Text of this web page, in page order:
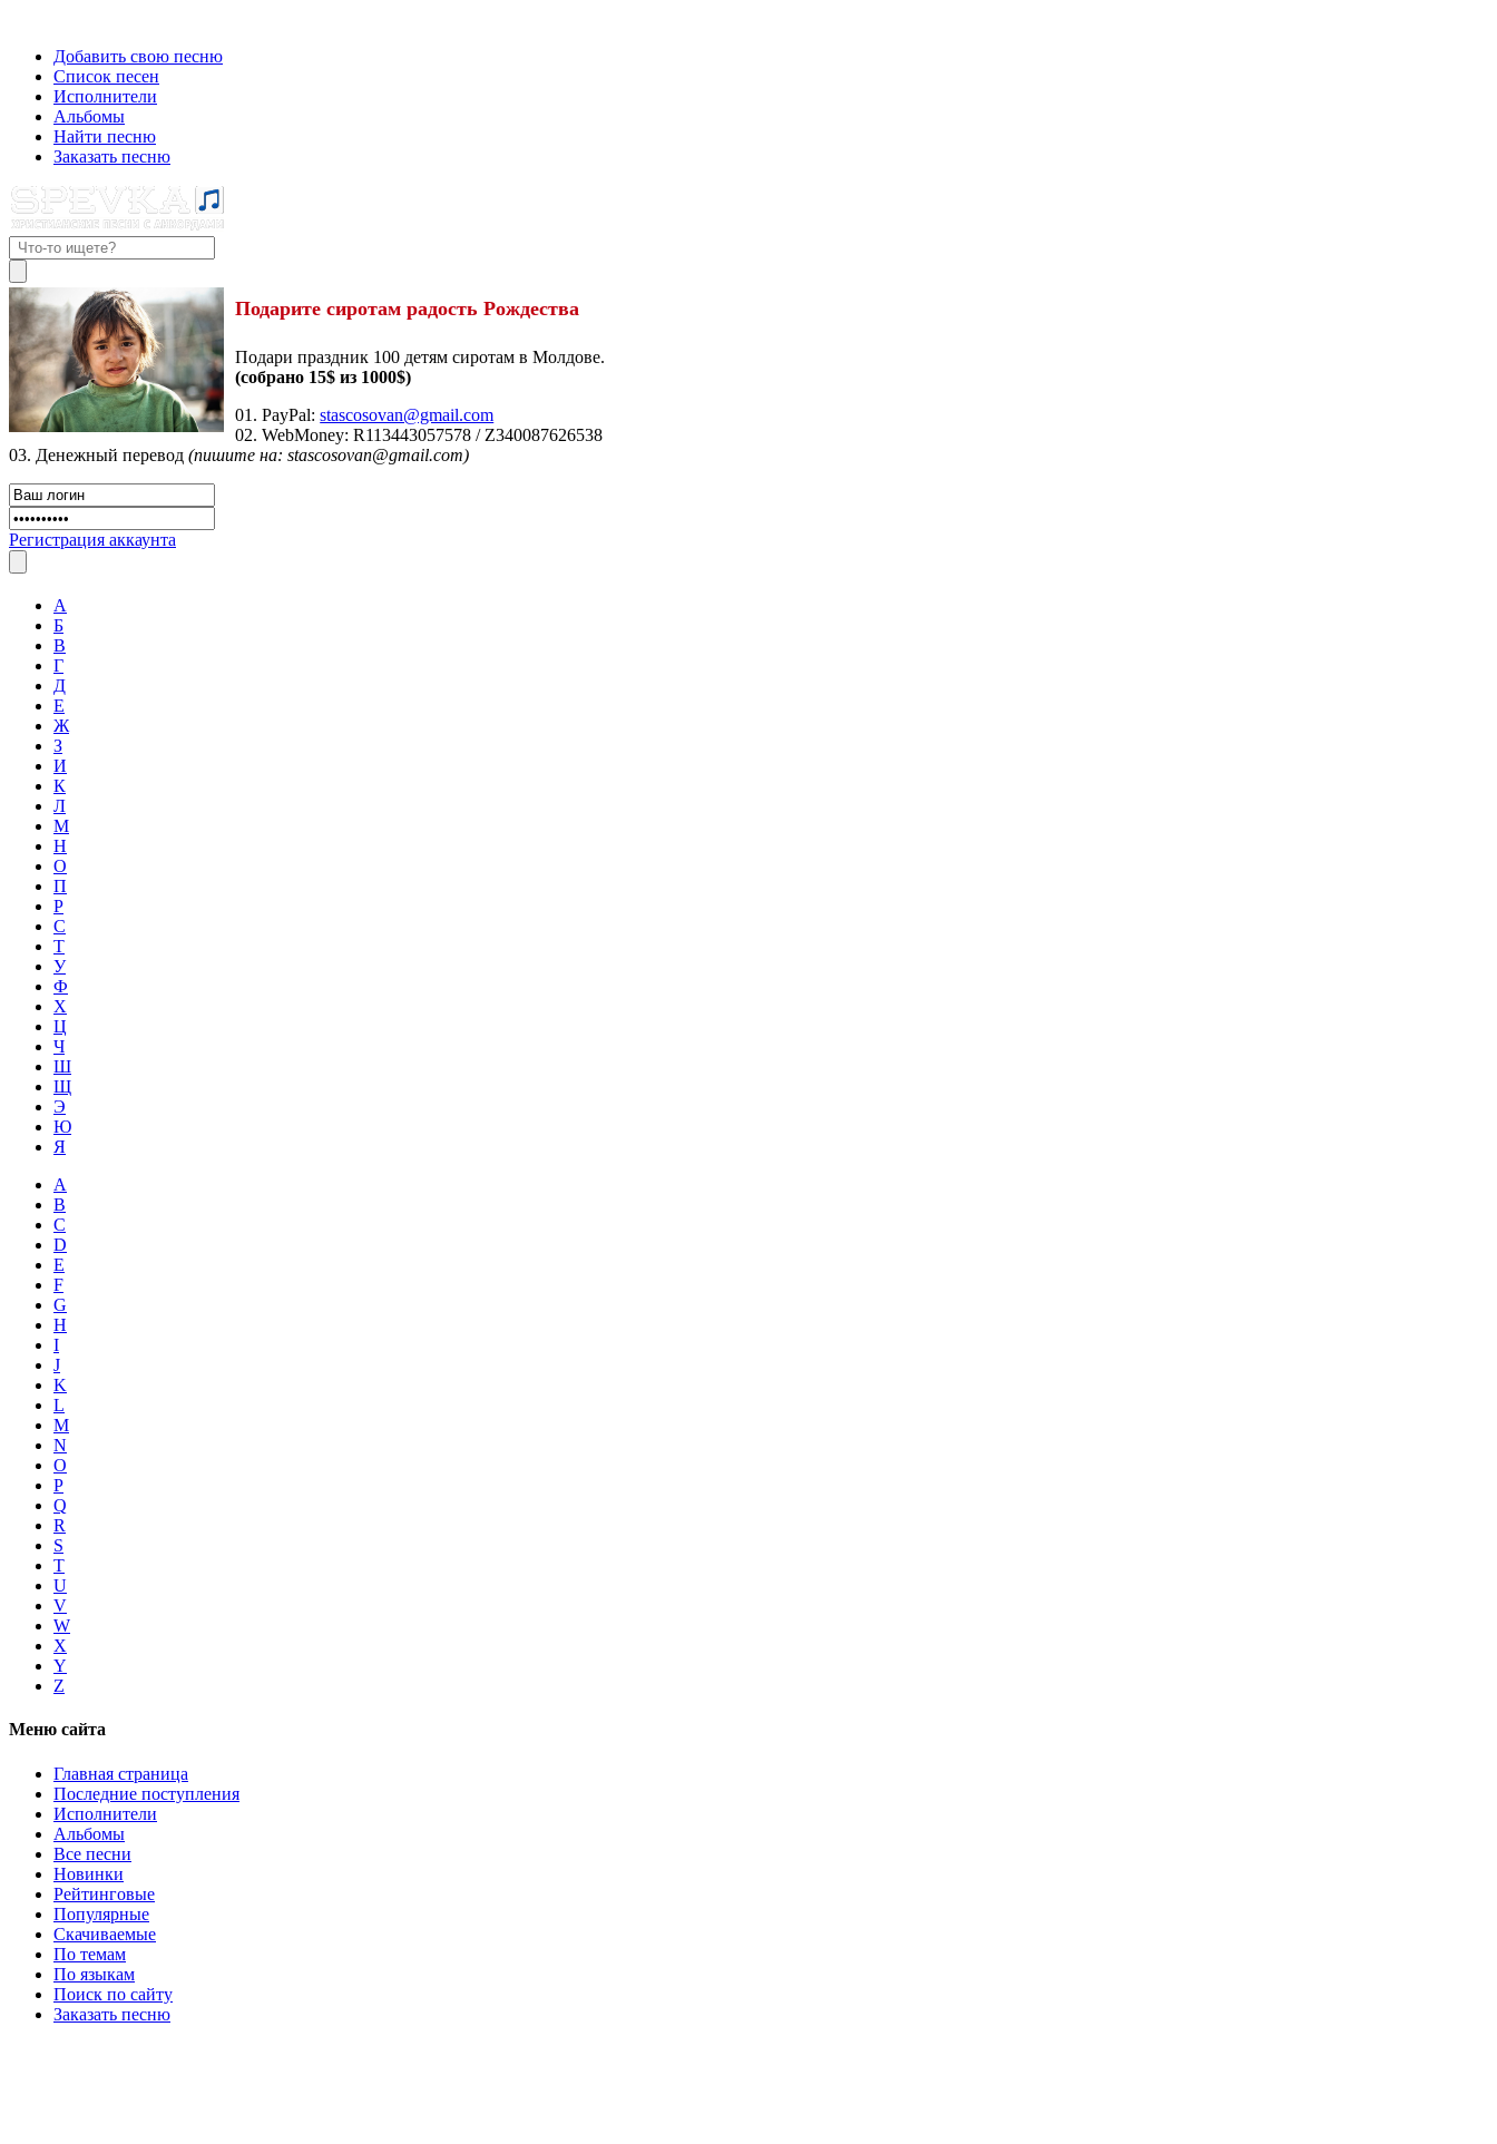
Добавить свою песню
Список песен
Исполнители
Альбомы
Найти песню
Заказать песню
Подарите сиротам радость Рождества
Подари праздник 100 детям сиротам в Молдове.
(собрано 15$ из 1000$)
01. PayPal:stascosovan@gmail.com
02. WebMoney:R113443057578 / Z340087626538
03. Денежный перевод (пишите на: stascosovan@gmail.com)
Регистрация аккаунта
А
Б
В
Г
Д
Е
Ж
З
И
К
Л
М
Н
О
П
Р
С
Т
У
Ф
Х
Ц
Ч
Ш
Щ
Э
Ю
Я
A
B
C
D
E
F
G
H
I
J
K
L
M
N
O
P
Q
R
S
T
U
V
W
X
Y
Z
Меню сайта
Главная страница
Последние поступления
Исполнители
Альбомы
Все песни
Новинки
Рейтинговые
Популярные
Скачиваемые
По темам
По языкам
Поиск по сайту
Заказать песню